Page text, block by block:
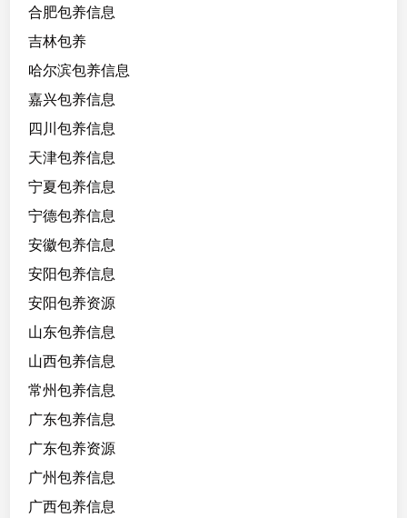
。
月
生
费
多
少
三
千
合肥包养信息
吉林包养
哈尔滨包养信息
嘉兴包养信息
四川包养信息
天津包养信息
宁夏包养信息
宁德包养信息
安徽包养信息
安阳包养信息
安阳包养资源
山东包养信息
山西包养信息
常州包养信息
广东包养信息
广东包养资源
广州包养信息
广西包养信息